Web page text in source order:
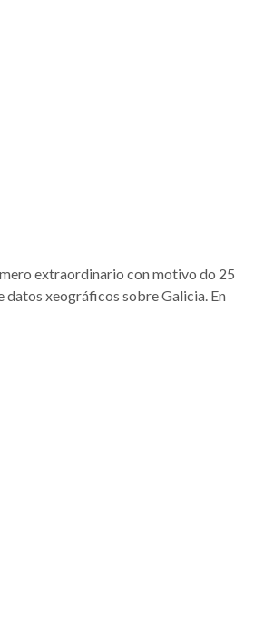
extraordinario con motivo do 25
datos xeográficos sobre Galicia. En